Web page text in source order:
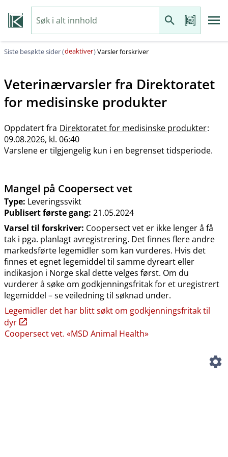
Siste besøkte sider (deaktiver)Varsler forskriver
Veterinærvarsler fra Direktoratet
for medisinske produkter
Oppdatert fra Direktoratet for medisinske produkter:
09.08.2026, kl. 06:40
Varslene er tilgjengelig kun i en begrenset tidsperiode.
Mangel på Coopersect vet
Type: Leveringssvikt
Publisert første gang: 21.05.2024
Varsel til forskriver: Coopersect vet er ikke lenger å få
tak i pga. planlagt avregistrering. Det finnes flere andre
markedsførte legemidler som kan vurderes. Hvis det
finnes et egnet legemiddel til samme dyreart eller
indikasjon i Norge skal dette velges først. Om du
vurderer å søke om godkjenningsfritak for et uregistrert
legemiddel – se veiledning til søknad under.
Legemidler det har blitt søkt om godkjenningsfritak til
dyr
Coopersect vet. «MSD Animal Health»